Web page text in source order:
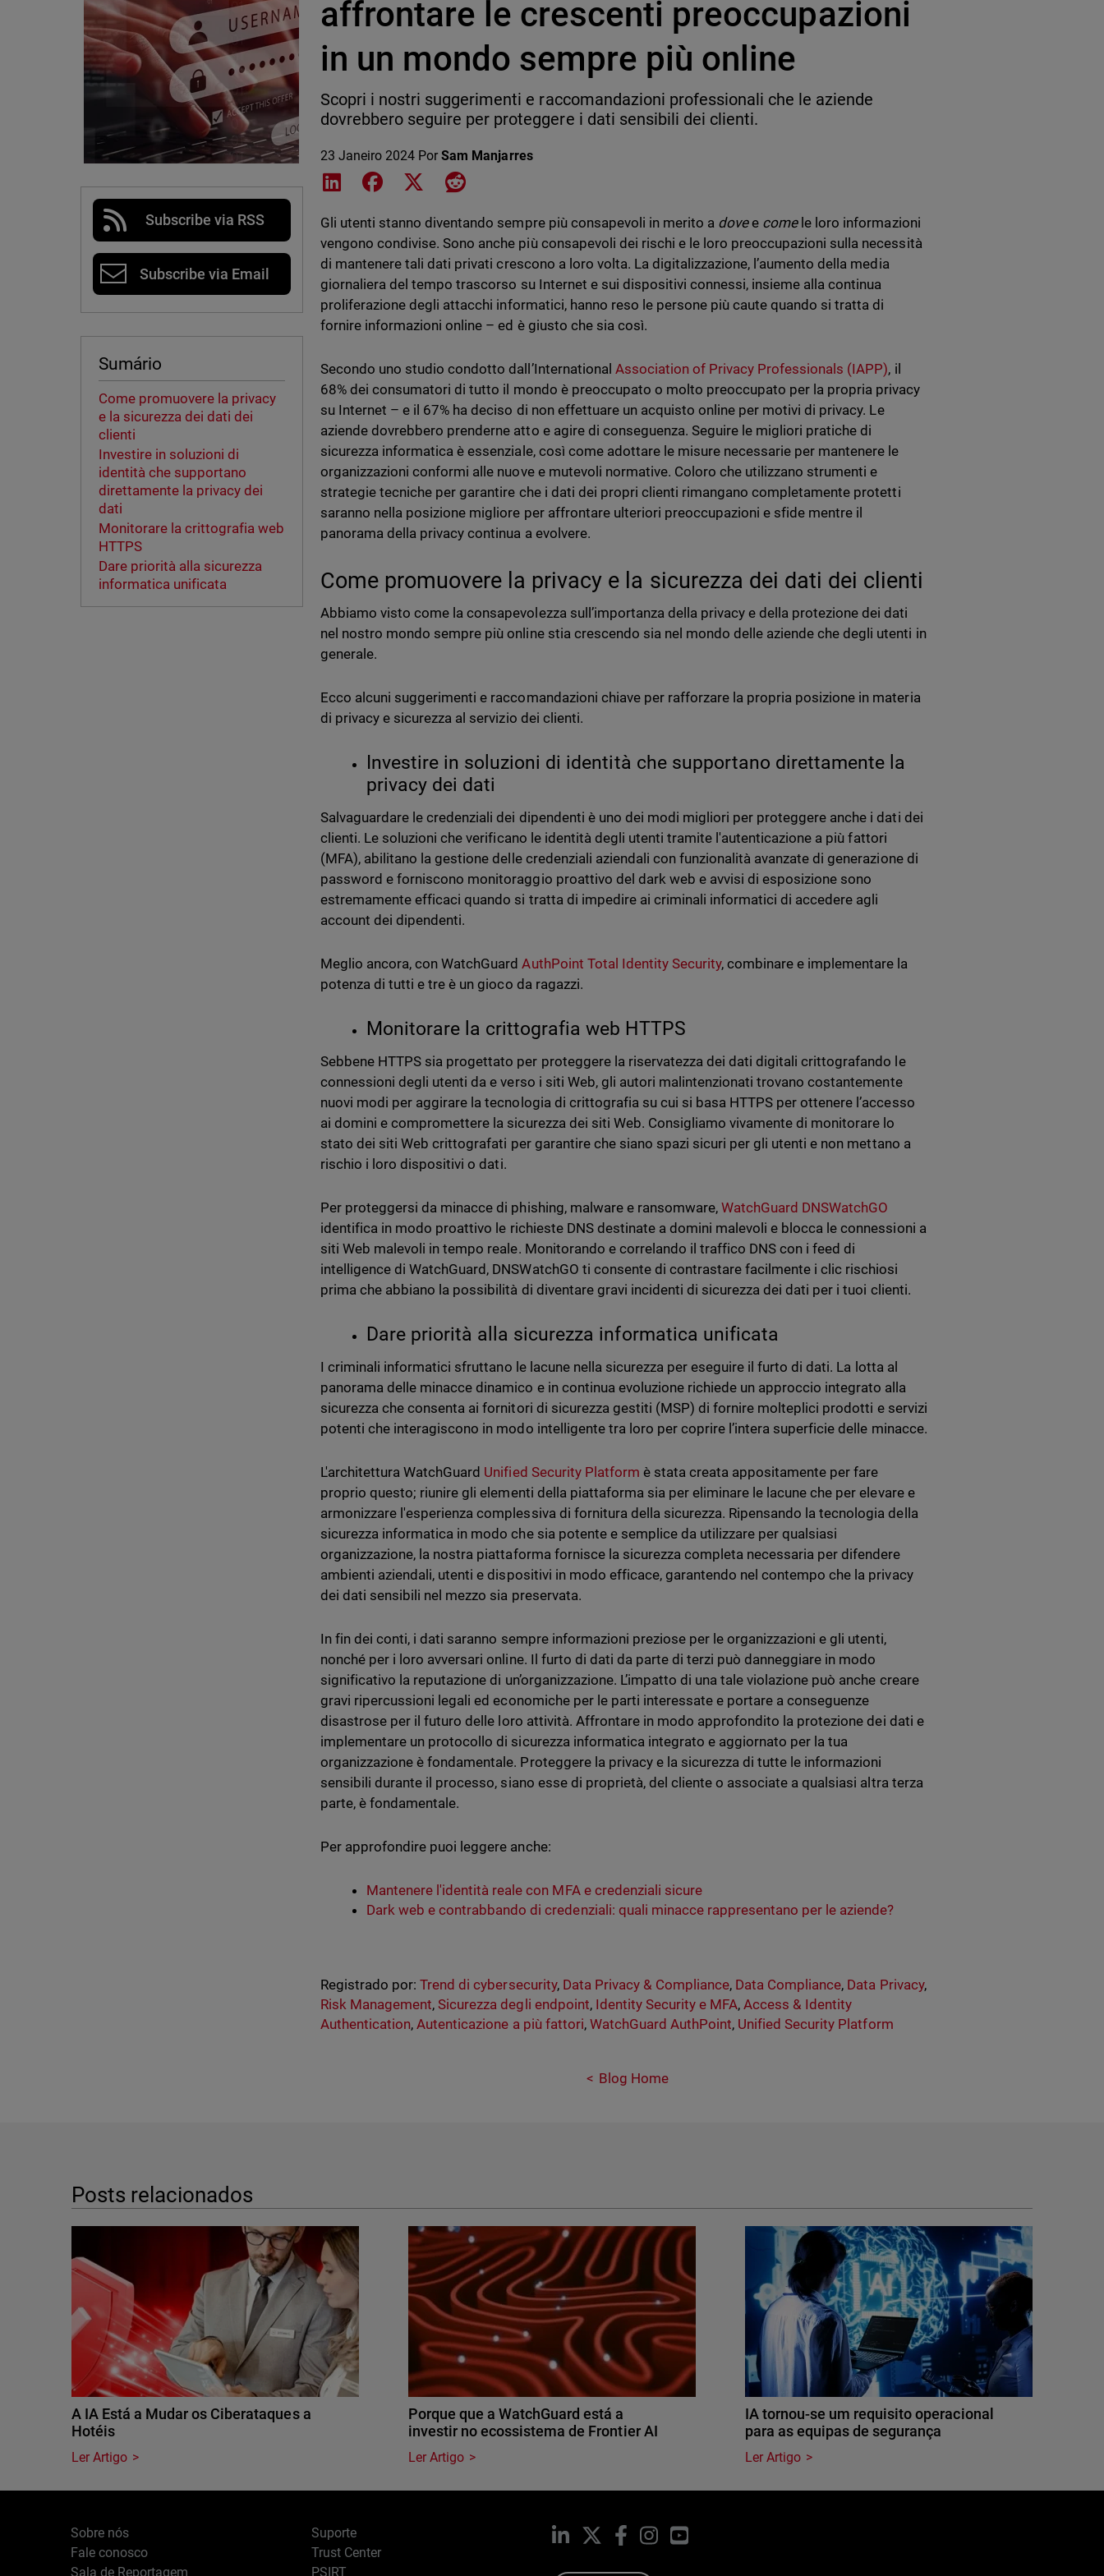
Subscribe via RSS
Subscribe via Email
Sumário
Come promuovere la privacy
e la sicurezza dei dati dei
clienti
Investire in soluzioni di
identità che supportano
direttamente la privacy dei
dati
Monitorare la crittografia web
HTTPS
Dare priorità alla sicurezza
informatica unificata
affrontare le crescenti preoccupazioni
in un mondo sempre più online
Scopri i nostri suggerimenti e raccomandazioni professionali che le aziende
dovrebbero seguire per proteggere i dati sensibili dei clienti.
23 Janeiro 2024 PorSam Manjarres
Share on LinkedIn
Share on Facebook
Share on XShare on Reddit
Gli utenti stanno diventando sempre più consapevoli in merito a dovee comele loro informazioni
vengono condivise. Sono anche più consapevoli dei rischi e le loro preoccupazioni sulla necessità
di mantenere tali dati privati crescono a loro volta. La digitalizzazione, l’aumento della media
giornaliera del tempo trascorso su Internet e sui dispositivi connessi, insieme alla continua
proliferazione degli attacchi informatici, hanno reso le persone più caute quando si tratta di
fornire informazioni online – ed è giusto che sia così.
Secondo uno studio condotto dall’International Association of Privacy Professionals (IAPP), il
68% dei consumatori di tutto il mondo è preoccupato o molto preoccupato per la propria privacy
su Internet – e il 67% ha deciso di non effettuare un acquisto online per motivi di privacy. Le
aziende dovrebbero prenderne atto e agire di conseguenza. Seguire le migliori pratiche di
sicurezza informatica è essenziale, così come adottare le misure necessarie per mantenere le
organizzazioni conformi alle nuove e mutevoli normative. Coloro che utilizzano strumenti e
strategie tecniche per garantire che i dati dei propri clienti rimangano completamente protetti
saranno nella posizione migliore per affrontare ulteriori preoccupazioni e sfide mentre il
panorama della privacy continua a evolvere.
Come promuovere la privacy e la sicurezza dei dati dei clienti
Abbiamo visto come la consapevolezza sull’importanza della privacy e della protezione dei dati
nel nostro mondo sempre più online stia crescendo sia nel mondo delle aziende che degli utenti in
generale.
Ecco alcuni suggerimenti e raccomandazioni chiave per rafforzare la propria posizione in materia
di privacy e sicurezza al servizio dei clienti.
Investire in soluzioni di identità che supportano direttamente la
privacy dei dati
Salvaguardare le credenziali dei dipendenti è uno dei modi migliori per proteggere anche i dati dei
clienti. Le soluzioni che verificano le identità degli utenti tramite l'autenticazione a più fattori
(MFA), abilitano la gestione delle credenziali aziendali con funzionalità avanzate di generazione di
password e forniscono monitoraggio proattivo del dark web e avvisi di esposizione sono
estremamente efficaci quando si tratta di impedire ai criminali informatici di accedere agli
account dei dipendenti.
Meglio ancora, con WatchGuardAuthPoint Total Identity Security, combinare e implementare la
potenza di tutti e tre è un gioco da ragazzi.
Monitorare la crittografia web HTTPS
Sebbene HTTPS sia progettato per proteggere la riservatezza dei dati digitali crittografando le
connessioni degli utenti da e verso i siti Web, gli autori malintenzionati trovano costantemente
nuovi modi per aggirare la tecnologia di crittografia su cui si basa HTTPS per ottenere l’accesso
ai domini e compromettere la sicurezza dei siti Web. Consigliamo vivamente di monitorare lo
stato dei siti Web crittografati per garantire che siano spazi sicuri per gli utenti e non mettano a
rischio i loro dispositivi o dati.
Per proteggersi da minacce di phishing, malware e ransomware, WatchGuard DNSWatchGO
identifica in modo proattivo le richieste DNS destinate a domini malevoli e blocca le connessioni a
siti Web malevoli in tempo reale. Monitorando e correlando il traffico DNS con i feed di
intelligence di WatchGuard, DNSWatchGO ti consente di contrastare facilmente i clic rischiosi
prima che abbiano la possibilità di diventare gravi incidenti di sicurezza dei dati per i tuoi clienti.
Dare priorità alla sicurezza informatica unificata
I criminali informatici sfruttano le lacune nella sicurezza per eseguire il furto di dati. La lotta al
panorama delle minacce dinamico e in continua evoluzione richiede un approccio integrato alla
sicurezza che consenta ai fornitori di sicurezza gestiti (MSP) di fornire molteplici prodotti e servizi
potenti che interagiscono in modo intelligente tra loro per coprire l’intera superficie delle minacce.
L'architettura WatchGuard Unified Security Platform è stata creata appositamente per fare
proprio questo; riunire gli elementi della piattaforma sia per eliminare le lacune che per elevare e
armonizzare l'esperienza complessiva di fornitura della sicurezza. Ripensando la tecnologia della
sicurezza informatica in modo che sia potente e semplice da utilizzare per qualsiasi
organizzazione, la nostra piattaforma fornisce la sicurezza completa necessaria per difendere
ambienti aziendali, utenti e dispositivi in modo efficace, garantendo nel contempo che la privacy
dei dati sensibili nel mezzo sia preservata.
In fin dei conti, i dati saranno sempre informazioni preziose per le organizzazioni e gli utenti,
nonché per i loro avversari online. Il furto di dati da parte di terzi può danneggiare in modo
significativo la reputazione di un’organizzazione. L’impatto di una tale violazione può anche creare
gravi ripercussioni legali ed economiche per le parti interessate e portare a conseguenze
disastrose per il futuro delle loro attività. Affrontare in modo approfondito la protezione dei dati e
implementare un protocollo di sicurezza informatica integrato e aggiornato per la tua
organizzazione è fondamentale. Proteggere la privacy e la sicurezza di tutte le informazioni
sensibili durante il processo, siano esse di proprietà, del cliente o associate a qualsiasi altra terza
parte, è fondamentale.
Per approfondire puoi leggere anche:
Mantenere l'identità reale con MFA e credenziali sicure
Dark web e contrabbando di credenziali: quali minacce rappresentano per le aziende?
Registrado por: Trend di cybersecurity, Data Privacy & Compliance, Data Compliance, Data Privacy,
Risk Management,Sicurezza degli endpoint, Identity Security e MFA,Access & Identity
Authentication,Autenticazione a più fattori, WatchGuard AuthPoint, Unified Security Platform
Blog Home
Posts relacionados
A IA Está a Mudar os Ciberataques a
Hotéis
Ler Artigo
Porque que a WatchGuard está a
investir no ecossistema de Frontier AI
Ler Artigo
IA tornou-se um requisito operacional
para as equipas de segurança
Ler Artigo
Sobre nós
Fale conosco
Sala de Reportagem
Suporte
Trust Center
PSIRT
LinkedIn Facebook
InstagramYouTube